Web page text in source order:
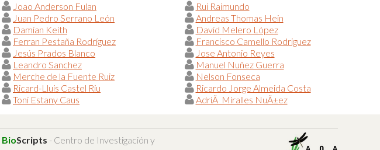
Joao Anderson Fulan
Rui Raimundo
Juan Pedro Serrano León
Andreas Thomas Hein
Damian Keith
David Melero López
Ferran Pestaña Rodríguez
Francisco Camello Rodriguez
Jesús Prados Blanco
Jose Antonio Reyes
Leandro Sanchez
Manuel Nuñez Guerra
Merche de la Fuente Ruiz
Nelson Fonseca
Ricard-Lluis Castel Riu
Ricardo Jorge Almeida Costa
Toni Estany Caus AdriÃ Miralles NuÃ±ez
BioScripts - Centro de Investigación y